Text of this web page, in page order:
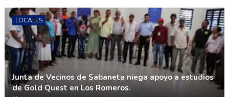
LOCALES
Junta de Vecinos de Sabaneta niega apoyo a estudios
de Gold Quest en Los Romeros.